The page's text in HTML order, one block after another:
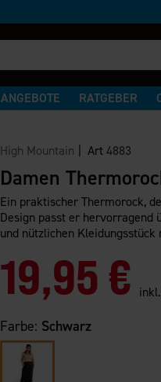
ANGEBOTE RATGEBER
High Mountain | Art4883
Damen
Ein praktischer Thermorock,
Design passt er hervorragend
und nützlichen Kleidungsstück
19,95 €
Farbe: Schwarz